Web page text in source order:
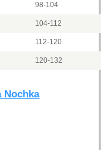
98-104
104-112
112-120
120-132
Nochka